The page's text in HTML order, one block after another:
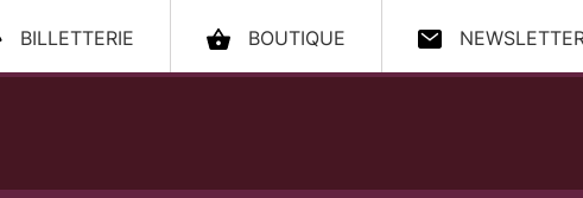
BILLETTERIE BOUTIQUE